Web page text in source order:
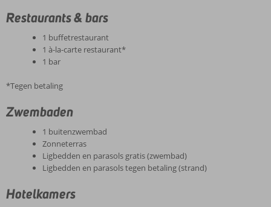
Restaurants & bars
1 buffetrestaurant
1 à-la-carte restaurant*
1 bar
*Tegen betaling
Zwembaden
1 buitenzwembad
Zonneterras
Ligbedden en parasols gratis (zwembad)
Ligbedden en parasols tegen betaling (strand)
Hotelkamers